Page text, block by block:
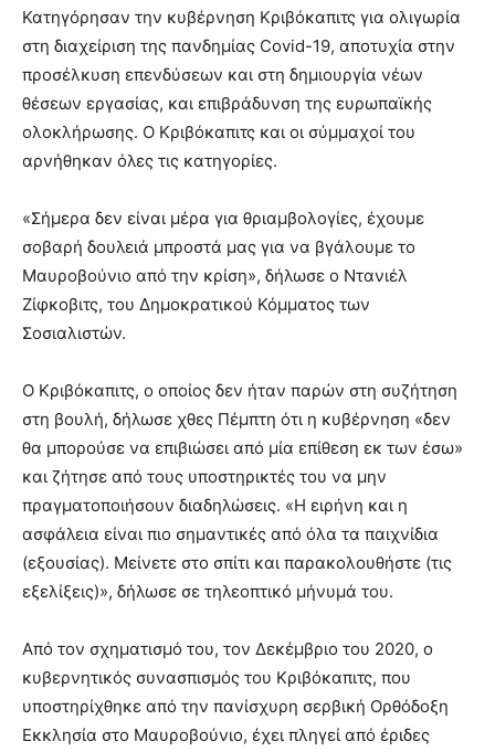
Κατηγόρησαν την κυβέρνηση Κριβόκαπιτς για ολιγωρία
στη διαχείριση της πανδημίας Covid-19, αποτυχία στην
προσέλκυση επενδύσεων και στη δημιουργία νέων
θέσεων εργασίας, και επιβράδυνση της ευρωπαϊκής
ολοκλήρωσης. Ο Κριβόκαπιτς και οι σύμμαχοί του
αρνήθηκαν όλες τις κατηγορίες.
«Σήμερα δεν είναι μέρα για θριαμβολογίες, έχουμε
σοβαρή δουλειά μπροστά μας για να βγάλουμε το
Μαυροβούνιο από την κρίση», δήλωσε ο Ντανιέλ
Ζίφκοβιτς, του Δημοκρατικού Κόμματος των
Σοσιαλιστών.
Ο Κριβόκαπιτς, ο οποίος δεν ήταν παρών στη συζήτηση
στη βουλή, δήλωσε χθες Πέμπτη ότι η κυβέρνηση «δεν
θα μπορούσε να επιβιώσει από μία επίθεση εκ των έσω»
και ζήτησε από τους υποστηρικτές του να μην
πραγματοποιήσουν διαδηλώσεις. «Η ειρήνη και η
ασφάλεια είναι πιο σημαντικές από όλα τα παιχνίδια
(εξουσίας). Μείνετε στο σπίτι και παρακολουθήστε (τις
εξελίξεις)», δήλωσε σε τηλεοπτικό μήνυμά του.
Από τον σχηματισμό του, τον Δεκέμβριο του 2020, ο
κυβερνητικός συνασπισμός του Κριβόκαπιτς, που
υποστηρίχθηκε από την πανίσχυρη σερβική Ορθόδοξη
Εκκλησία στο Μαυροβούνιο, έχει πληγεί από έριδες